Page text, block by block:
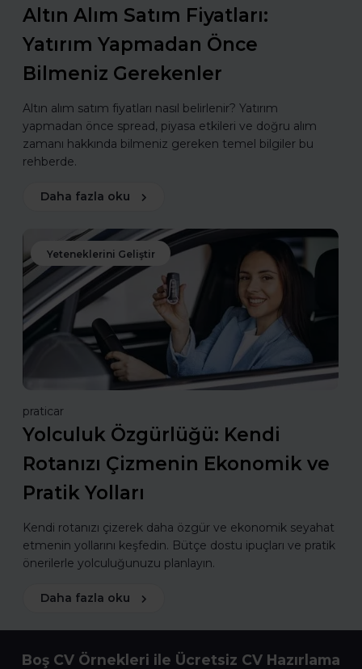
Altın Alım Satım Fiyatları:
Yatırım Yapmadan Önce
Bilmeniz Gerekenler
Altın alım satım fiyatları nasıl belirlenir? Yatırım
yapmadan önce spread, piyasa etkileri ve doğru alım
zamanı hakkında bilmeniz gereken temel bilgiler bu
rehberde.
Daha fazla oku
Yeteneklerini Geliştir
praticar
Yolculuk Özgürlüğü: Kendi
Rotanızı Çizmenin Ekonomik ve
Pratik Yolları
Kendi rotanızı çizerek daha özgür ve ekonomik seyahat
etmenin yollarını keşfedin. Bütçe dostu ipuçları ve pratik
önerilerle yolculuğunuzu planlayın.
Daha fazla oku
Boş CV Örnekleri ile Ücretsiz CV Hazırlama